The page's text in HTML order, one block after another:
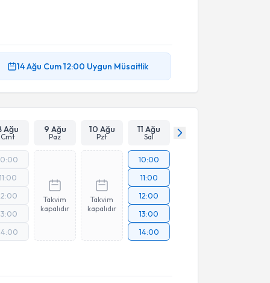
14 Ağu Cum12:00 Uygun Müsaitlik
Ağu
Cmt
9 Ağu
Paz
10 Ağu
Pzt
11 Ağu
Sal
Takvim
kapalıdır
Takvim
kapalıdır
10:00
11:00
12:00
13:00
14:00